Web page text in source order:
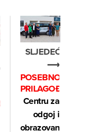
SLJEDEĆE
⟶
POSEBNO
PRILAGOĐENO
Centru za
odgoj i
obrazovanje